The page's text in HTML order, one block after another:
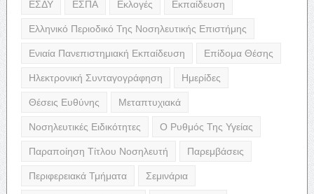
ΕΣΔΥ ΕΣΠΑ Εκλογές Εκπαίδευση
Ελληνικό Περιοδικό Της Νοσηλευτικής Επιστήμης
Ενιαία Πανεπιστημιακή Εκπαίδευση Επίδομα Θέσης
Ηλεκτρονική Συνταγογράφηση Ημερίδες
Θέσεις Ευθύνης Μεταπτυχιακά
Νοσηλευτικές Ειδικότητες Ο Ρυθμός Της Υγείας
Παραποίηση Τίτλου Νοσηλευτή Παρεμβάσεις
Περιφερειακά Τμήματα Σεμινάρια